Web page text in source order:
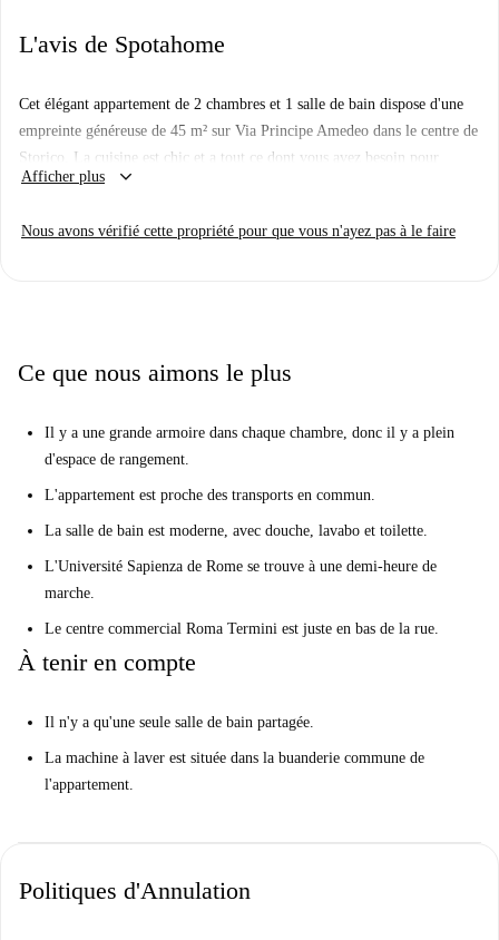
L'avis de Spotahome
Cet élégant appartement de 2 chambres et 1 salle de bain dispose d'une
empreinte généreuse de 45 m² sur Via Principe Amedeo dans le centre de
Storico. La cuisine est chic et a tout ce dont vous avez besoin pour
cuisiner, y compris un réfrigérateur et un four à grande taille, ainsi qu'un
dispose également d'un accès au balcon.
explorer.
Afficher plus keyboard_arrow_down
Nous avons vérifié cette propriété pour que vous n'ayez pas à le faire
Ce que nous aimons le plus
Il y a une grande armoire dans chaque chambre, donc il y a plein
d'espace de rangement.
L'appartement est proche des transports en commun.
La salle de bain est moderne, avec douche, lavabo et toilette.
L'Université Sapienza de Rome se trouve à une demi-heure de
marche.
Le centre commercial Roma Termini est juste en bas de la rue.
À tenir en compte
Il n'y a qu'une seule salle de bain partagée.
La machine à laver est située dans la buanderie commune de
l'appartement.
Politiques d'Annulation